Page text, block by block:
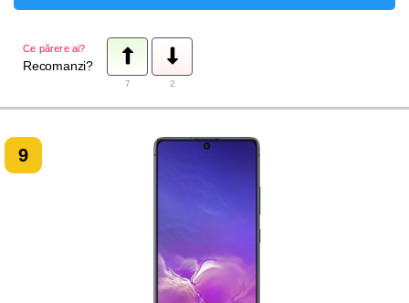
Ce părere ai?
Recomanzi?
7 2
9